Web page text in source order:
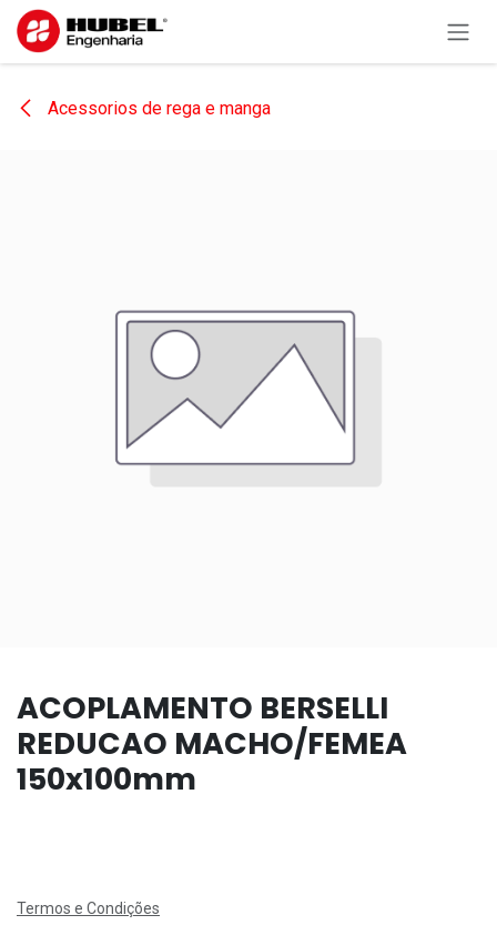
Pular para o conteúdo
Acessorios de rega e manga
ACOPLAMENTO BERSELLI
REDUCAO MACHO/FEMEA
150x100mm
Termos e Condições